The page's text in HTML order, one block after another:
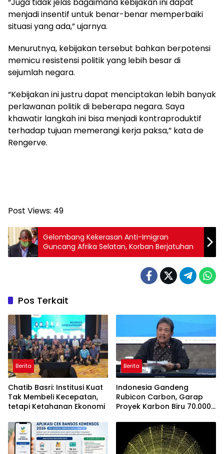
“Juga tidak jelas bagaimana kebijakan ini dapat
menjadi insentif untuk benar-benar memperbaiki
situasi yang ada,” ujarnya.
Menurutnya, kebijakan tersebut bahkan berpotensi
memicu resistensi politik yang lebih besar di
sejumlah negara.
“Kebijakan ini justru dapat menciptakan lebih banyak
perlawanan politik di beberapa negara. Saya
khawatir langkah ini bisa menjadi kontraproduktif
terhadap tujuan memerangi kerja paksa,” kata de
Rengerve.
Post Views: 49
Gelombang Kekerasan Anti-Imigran
Guncang Afrika Selatan, Korban Berjatuhan
Pos Terkait
Berita
Chatib Basri: Institusi Kuat
Tak Membeli Kecepatan,
tetapi Ketahanan Ekonomi
Berita
Indonesia Gandeng
Rubicon Carbon, Garap
Proyek Karbon Biru 70.000